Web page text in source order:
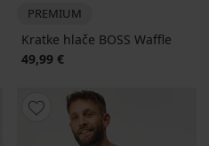
PREMIUM
Kratke hlače BOSS Waffle
49,99 €